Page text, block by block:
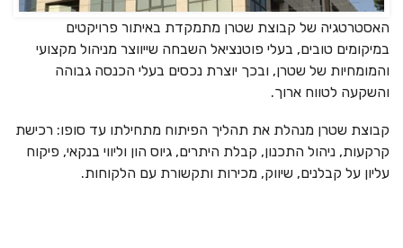
האסטרטגיה של קבוצת שטרן מתמקדת באיתור פרויקטים
במיקומים טובים, בעלי פוטנציאל השבחה שייווצר מניהול מקצועי
והמומחיות של שטרן, ובכך יוצרת נכסים בעלי הכנסה גבוהה
והשקעה לטווח ארוך.
קבוצת שטרן מנהלת את תהליך הפיתוח מתחילתו עד סופו: רכישת
קרקעות, ניהול התכנון, קבלת היתרים, גיוס הון וליווי בנקאי, פיקוח
עליון על קבלנים, שיווק, מכירות ותקשורת עם הלקוחות.